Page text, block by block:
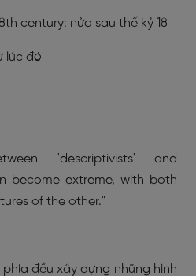
century: nửa sau thế kỷ 18
lúc đó
'descriptivists' and
become extreme, with both
of the other."
đều xây dựng những hình